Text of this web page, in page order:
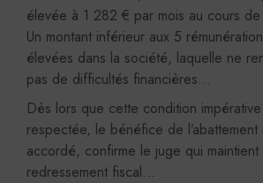
élevée à 1 282 € par mois au cours
Un montant inférieur aux 5
élevées dans la société, laquelle ne
pas de difficultés financières…
Dès lors que cette condition impérative
respectée, le bénéfice de
accordé, confirme le juge qui
redressement fiscal…